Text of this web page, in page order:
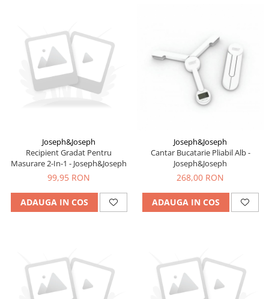
Joseph&Joseph
Recipient Gradat Pentru
Masurare 2-In-1 - Joseph&Joseph
99,95 RON
ADAUGA IN COS
Joseph&Joseph
Cantar Bucatarie Pliabil Alb -
Joseph&Joseph
268,00 RON
ADAUGA IN COS